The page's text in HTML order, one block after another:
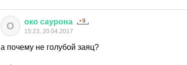
О око саурона
15:23, 20.04.2017
а почему не голубой заяц?